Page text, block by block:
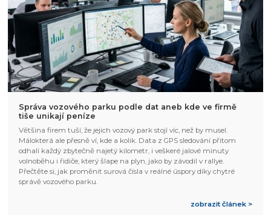
Správa vozového parku podle dat aneb kde ve firmě
tiše unikají peníze
Většina firem tuší, že jejich vozový park stojí víc, než by musel.
Málokterá ale přesně ví, kde a kolik. Data z GPS sledování přitom
odhalí každý zbytečně najetý kilometr, i veškeré jalové minuty
volnoběhu i řidiče, který šlape na plyn, jako by závodil v rallye.
Přečtěte si, jak proměnit surová čísla v reálné úspory díky chytré
správě vozového parku.
zobrazit článek >